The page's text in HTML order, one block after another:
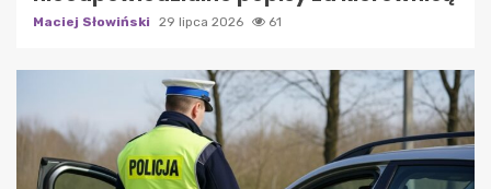
Maciej Słowiński 29 lipca 2026 61